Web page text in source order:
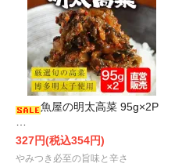
魚屋の明太高菜 95g×2P
327円(税込354円)
やみつき必至の旨味と辛さ